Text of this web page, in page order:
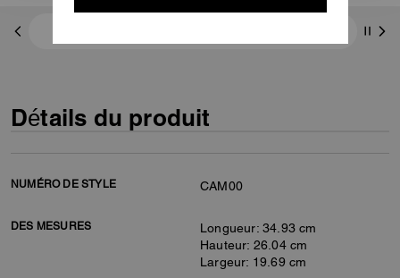
Détails du produit
NUMÉRO DE STYLE CAM00
DES MESURES
Longueur: 34.93 cm
Hauteur: 26.04 cm
Largeur: 19.69 cm